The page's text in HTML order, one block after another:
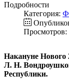
Подробности
Категория:
Просмотров:
Накануне Нового
Л. Н.
Республики.